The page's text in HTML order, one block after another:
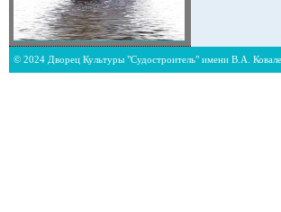
© 2024 Дворец Культуры "Судостроитель" имени В.А.